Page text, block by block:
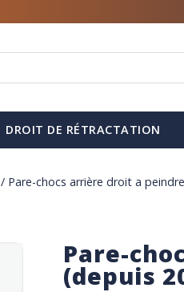
DROIT DE RÉTRACTATION
/ Pare-chocs arrière droit a
Pare-
(depuis